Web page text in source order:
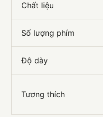
Chất liệu
Số lượng phím
Độ dày
Tương thích